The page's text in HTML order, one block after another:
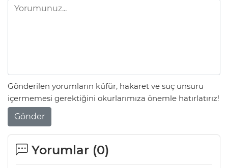
Gönderilen yorumların küfür, hakaret ve suç unsuru
içermemesi gerektiğini okurlarımıza önemle hatırlatırız!
Gönder
Yorumlar (0)